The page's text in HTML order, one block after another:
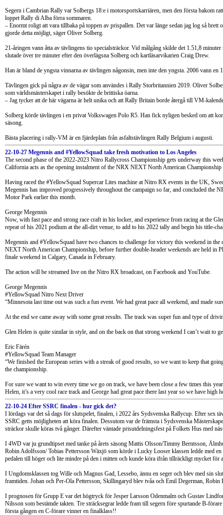
Segern i Cambrian Rally var Solbergs 18:e i motorsportskarriären, men den första bakom
loppet Rally di Alba förra sommaren.
– Enormt roligt att vara tillbaka på toppen av prispallen. Det var länge sedan jag log så
gjorde detta möjligt, säger Oliver Solberg.
21-åringen vann åtta av tävlingens tio specialsträckor. Vid målgång skilde det 1.51,8
slutade över tre minuter efter den överlägsna Solberg och kartläsarvikarien Craig Drew.
Han är bland de yngsta vinnarna av tävlingen någonsin, men inte den yngsta. 2006 vann
Tävlingen gick på några av de vägar som användes i Rally Storbritannien 2019. Oliver
som världsmästerskapet i rally besökte de brittiska öarna.
– Jag tycker att de här vägarna är helt unika och att Rally Britain borde återgå till VM-
Solberg körde tävlingen i en privat Volkswagen Polo R5. Han fick nyligen besked om att
säsong.
Bästa placering i rally-VM är en fjärdeplats från asfaltstävlingen Rally Belgium i augusti.
22-10-27 Megennis and #YellowSquad take fresh motivation to Los Angeles
The second phase of the 2022-2023 Nitro Rallycross Championship gets underway this
California acts as the opening instalment of the NRX NEXT North American
Having raced the #YellowSquad Supercar Lites machine at Nitro RX events in the UK,
Megennis has improved progressively throughout the campaign so far, and concluded the
Motor Park earlier this month.
George Megennis
Now, with fast pace and strong race craft in his locker, and experience from racing at the
repeat of his 2021 podium at the all-dirt venue, to add to his 2022 tally and begin his title-
Megennis and #YellowSquad have two chances to challenge for victory this weekend in
NEXT North American Championship, before further double-header weekends are held in
finale weekend in Calgary, Canada in February.
The action will be streamed live on the Nitro RX broadcast, on Facebook and YouTube.
George Megennis
#YellowSquad Nitro Next Driver
“Minnesota last time out was such a fun event. We had great pace all weekend, and made
At the end we came away with some great results. The track was super fun and type of
Glen Helen is quite similar in style, and on the back on that strong weekend I can’t wait to
Eric Färén
#YellowSquad Team Manager
“We finished the European series with a streak of good results, so we want to keep that
the championship.
For sure we want to win every time we go on track, we have been close a few times this
Helen, it’s a very cool race track and George had great pace there last year so we have high
22-10-24 Efter SSRC finalen - hur gick det?
I lördags var det så dags för slutspelet, finalen, i 2022 års Sydsvenska Rallycup. Efter sex
SSRC getts möjligheten att köra finalen. Dessutom var de främsta i Sydsvenska
sträckor skulle köras två gånger. Därefter väntade prisutdelningsfest på Folkets Hus med
I 4WD var ju grundtipset med tanke på årets säsong Mattis Olsson/Timmy Berntsson,
Robin Adolfsson/ Tobias Pettersson Wäxjö som körde i Lucky Looser klassen ledde med
pedalen till höger och lite mindre på den i mitten och kunde köra ifrån tillräckligt mycket för
I Ungdomsklassen tog Wille och Magnus Gad, Lessebo, ännu en seger och blev med sin
framtiden. Johan och Per-Ola Pettersson, Skillingaryd blev tvåa och Emil Degerman, Robin
I prognosen för Grupp E var det högtryck för Jesper Larsson Odenmalm och Gustav
Nilsson som bestämde takten. Tre sträcksegrar ledde fram till segern före spurtande B-
första gången en C-förare vinner en finalklass!!